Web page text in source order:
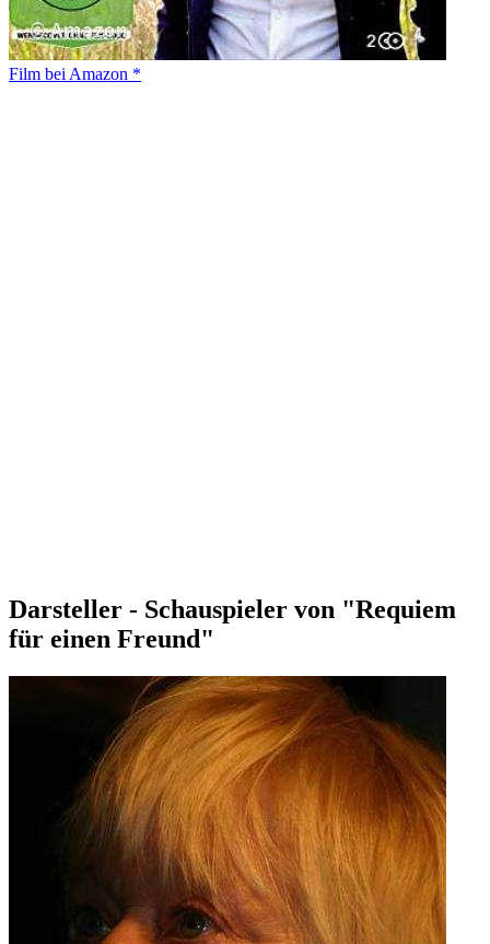
Film bei Amazon *
Darsteller - Schauspieler von "Requiem
für einen Freund"